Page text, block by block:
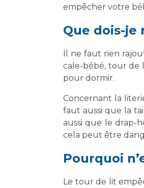
empêcher votre
Que dois-je
Il ne faut rien
cale-bébé, tour de
pour dormir.
Concernant la
faut aussi que la
aussi que le drap-
cela peut être
Pourquoi
Le tour de lit